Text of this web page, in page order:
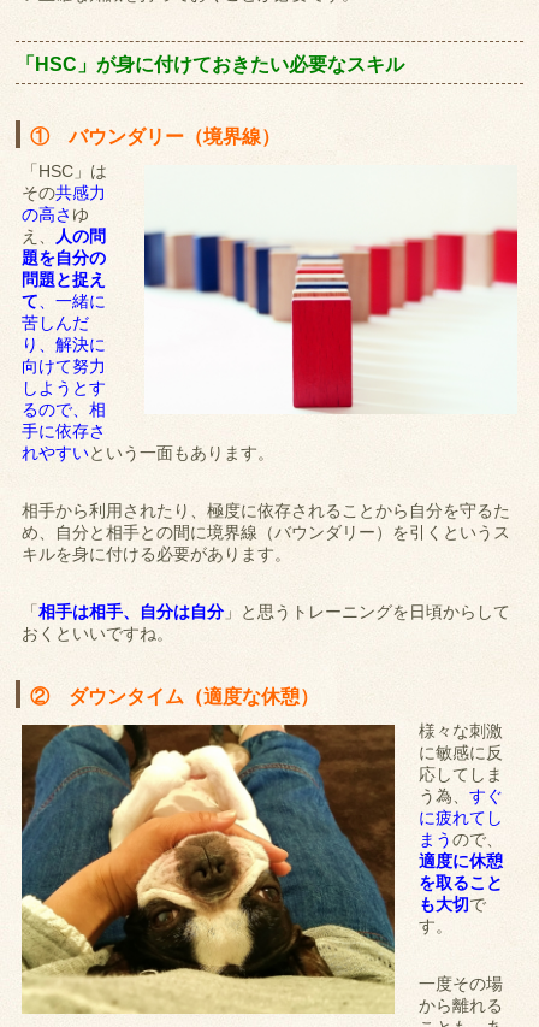
「HSC」が身に付けておきたい必要なスキル
① バウンダリー（境界線）
「HSC」は
その共感力
の高さ ゆ
え、 人の問
題を自分の
問題と捉え
て、一緒に
苦しんだ
り、解決に
向けて努力
しようとす
るので、相
手に依存さ
れやすいという一面もあります。
相手から利用されたり、極度に依存されることから自分を守るた
め、自分と相手との間に境界線（バウンダリー）を引くというス
キルを身に付ける必要があります。
「相手は相手、自分は自分」と思うトレーニングを日頃からして
おくといいですね。
② ダウンタイム（適度な休憩）
様々な刺激
に敏感に反
応してしま
う為、すぐ
に疲れてし
まうので、
適度に休憩
を取ること
も大切で
す。
一度その場
から離れる